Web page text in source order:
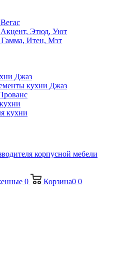
Этюд, Уют
Итен, Мэт
Джаз
кухни Джаз
кухни
0 Корзина0 0